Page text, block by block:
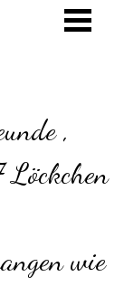
,
wie